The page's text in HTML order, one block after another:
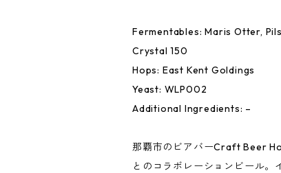
Fermentables: Maris Otter,
Crystal 150
Hops: East Kent Goldings
Yeast: WLP002
Additional Ingredients: –
那覇市のビアバーCraft Beer
とのコラボレーションビール。